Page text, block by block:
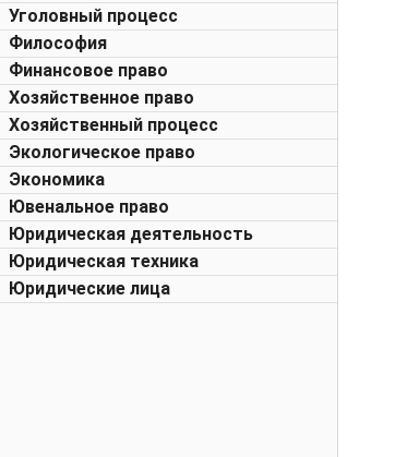
Уголовный процесс
Философия
Финансовое право
Хозяйственное право
Хозяйственный процесс
Экологическое право
Экономика
Ювенальное право
Юридическая деятельность
Юридическая техника
Юридические лица